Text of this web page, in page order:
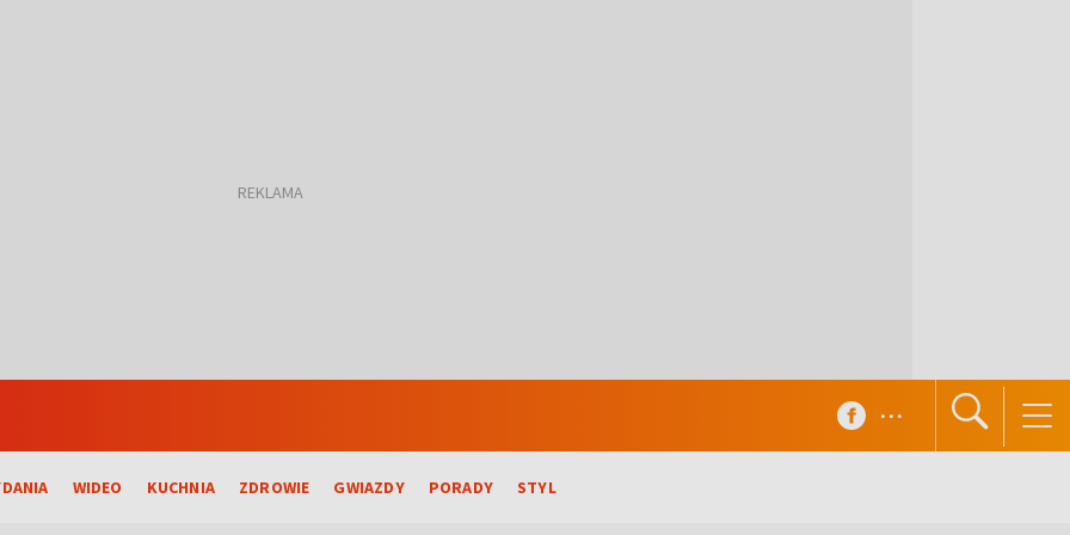
WIDEO KUCHNIA ZDROWIE GWIAZDY PORADY STYL
...